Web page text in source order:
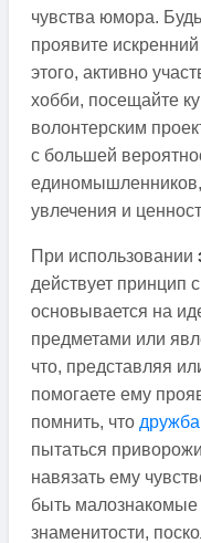
чувства юмора.
проявите
этого, активно
хобби, посещайте
волонтерским
с большей
увлечения и
При использовании
действует принцип
основывается на
предметами или
что, представляя
помогаете ему
помнить, что
пытаться
навязать ему
быть
знаменитости,